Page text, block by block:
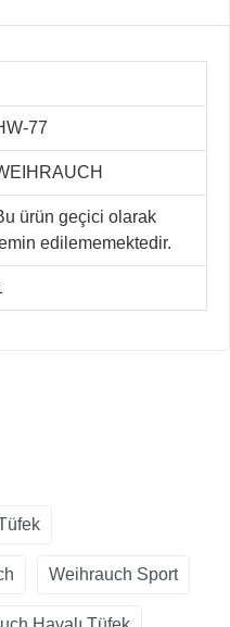
77
ürün geçici olarak
edilememektedir.
Weihrauch Sport